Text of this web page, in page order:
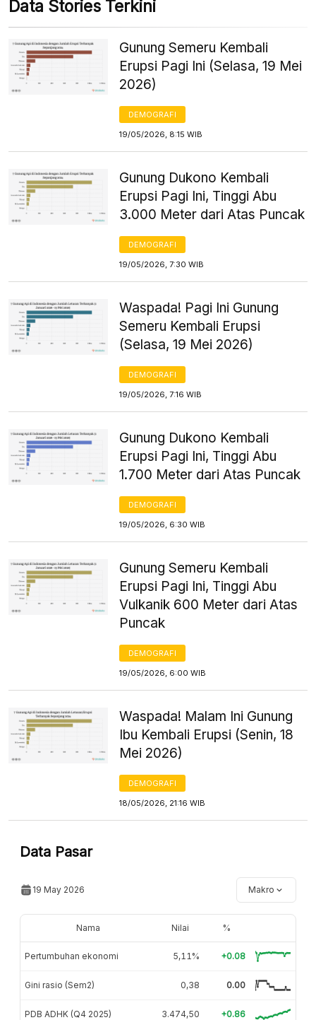
Data Stories Terkini
Gunung Semeru Kembali
Erupsi Pagi Ini (Selasa, 19 Mei
2026)
DEMOGRAFI
19/05/2026, 8:15 WIB
Gunung Dukono Kembali
Erupsi Pagi Ini, Tinggi Abu
3.000 Meter dari Atas Puncak
DEMOGRAFI
19/05/2026, 7:30 WIB
Waspada! Pagi Ini Gunung
Semeru Kembali Erupsi
(Selasa, 19 Mei 2026)
DEMOGRAFI
19/05/2026, 7:16 WIB
Gunung Dukono Kembali
Erupsi Pagi Ini, Tinggi Abu
1.700 Meter dari Atas Puncak
DEMOGRAFI
19/05/2026, 6:30 WIB
Gunung Semeru Kembali
Erupsi Pagi Ini, Tinggi Abu
Vulkanik 600 Meter dari Atas
Puncak
DEMOGRAFI
19/05/2026, 6:00 WIB
Waspada! Malam Ini Gunung
Ibu Kembali Erupsi (Senin, 18
Mei 2026)
DEMOGRAFI
18/05/2026, 21:16 WIB
Data Pasar
19 May 2026 Makro
Nama Nilai %
Pertumbuhan ekonomi 5,11% +0.08
Gini rasio (Sem2) 0,38 0.00
PDB ADHK (Q4 2025) 3.474,50 +0.86